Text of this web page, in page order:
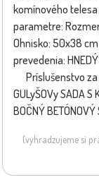
komínového
parametre:
Ohnisko: 50x38
prevedenia:
Príslušenstvo za
GULyŠOVy SADA S
BOČNÝ
(vyhradzujeme si